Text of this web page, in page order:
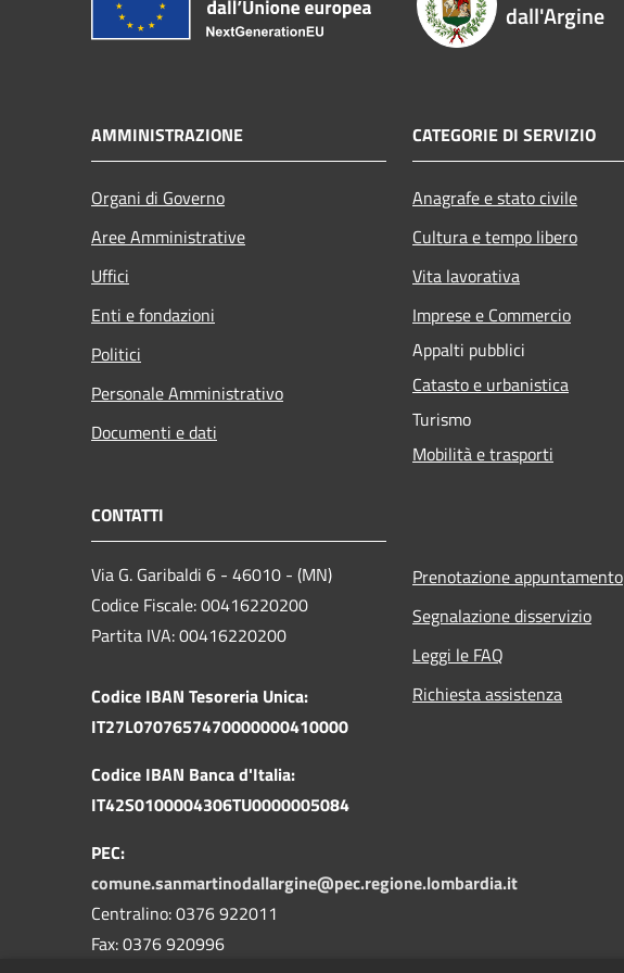
dall'Argine
AMMINISTRAZIONE
Organi di Governo
Aree Amministrative
Uffici
Enti e fondazioni
Politici
Personale Amministrativo
Documenti e dati
CATEGORIE DI SERVIZIO
Anagrafe e stato civile
Cultura e tempo libero
Vita lavorativa
Imprese e Commercio
Appalti pubblici
Catasto e urbanistica
Turismo
Mobilità e trasporti
CONTATTI
Via G. Garibaldi 6 - 46010 - (MN)
Codice Fiscale: 00416220200
Partita IVA: 00416220200
Codice IBAN Tesoreria Unica:
IT27L0707657470000000410000
Codice IBAN Banca d'Italia:
IT42S0100004306TU0000005084
PEC:
comune.sanmartinodallargine@pec.regione.lombardia.it
Centralino: 0376 922011
Fax: 0376 920996
Prenotazione appuntamento
Segnalazione disservizio
Leggi le FAQ
Richiesta assistenza